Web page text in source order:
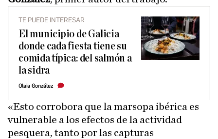
TE PUEDE INTERESAR
El municipio de Galicia
donde cada fiesta tiene su
comida típica: del salmón a
la sidra
Olaia González
«Esto corrobora que la marsopa ibérica es
vulnerable a los efectos de la actividad
pesquera, tanto por las capturas